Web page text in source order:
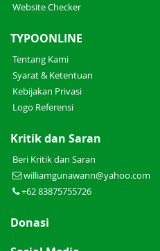
Website Checker
TYPOONLINE
Tentang Kami
Syarat & Ketentuan
Kebijakan Privasi
Logo Referensi
Kritik dan Saran
Beri Kritik dan Saran
williamgunawann@yahoo.com
+62 83875755726
Donasi